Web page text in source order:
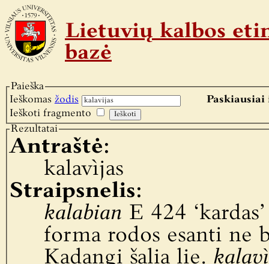
Lietuvių kalbos
bazė
Paieška
Ieškomas žodis
Ieškoti fragmento
Paskiausiai
Rezultatai
Antraštė:
kalavìjas
Straipsnelis:
kalabian E 424
forma rodos esanti ne
Kadangi šalia lie.